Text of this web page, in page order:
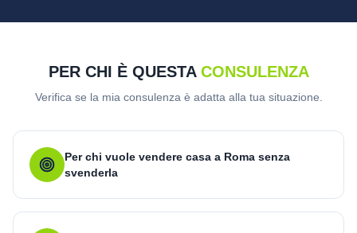
PER CHI È QUESTA CONSULENZA
Verifica se la mia consulenza è adatta alla tua situazione.
Per chi vuole vendere casa a Roma senza
svenderla